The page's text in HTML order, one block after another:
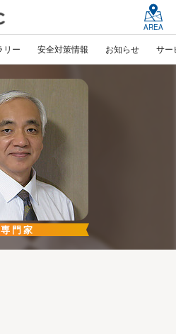
AREA
リー 安全対策情報 お知らせ サー
専門家